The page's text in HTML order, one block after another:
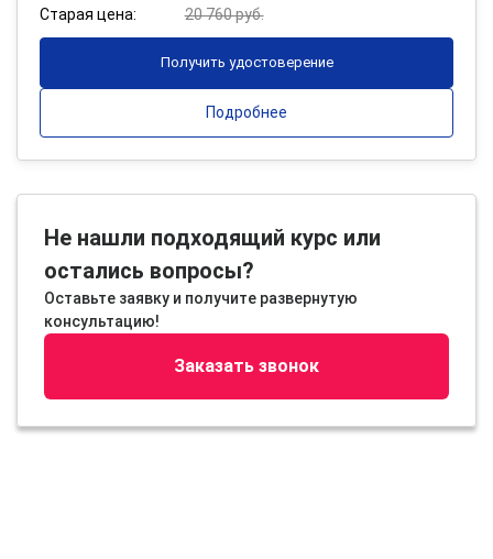
Старая цена:
20 760 руб.
Получить удостоверение
Подробнее
Не нашли подходящий курс или
остались вопросы?
Оставьте заявку и получите развернутую
консультацию!
Заказать звонок